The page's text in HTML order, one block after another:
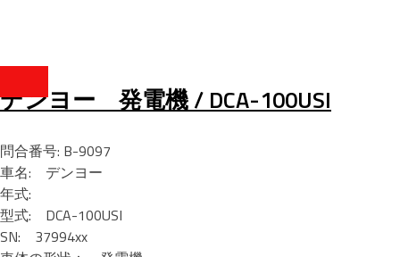
デンヨー 発電機 / DCA-100USI
問合番号: B-9097
車名: デンヨー
年式:
型式: DCA-100USI
SN: 37994xx